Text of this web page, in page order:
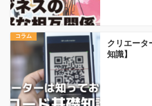
コラム
クリエータ
知識】